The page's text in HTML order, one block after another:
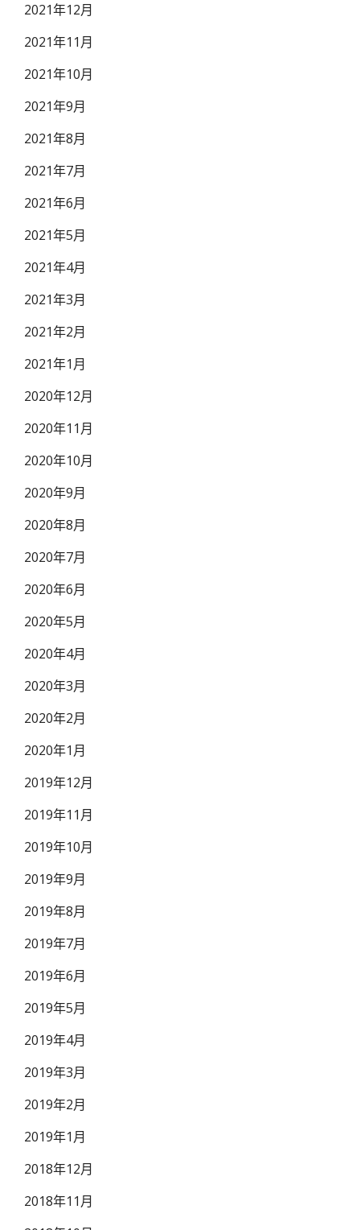
2021年12月
2021年11月
2021年10月
2021年9月
2021年8月
2021年7月
2021年6月
2021年5月
2021年4月
2021年3月
2021年2月
2021年1月
2020年12月
2020年11月
2020年10月
2020年9月
2020年8月
2020年7月
2020年6月
2020年5月
2020年4月
2020年3月
2020年2月
2020年1月
2019年12月
2019年11月
2019年10月
2019年9月
2019年8月
2019年7月
2019年6月
2019年5月
2019年4月
2019年3月
2019年2月
2019年1月
2018年12月
2018年11月